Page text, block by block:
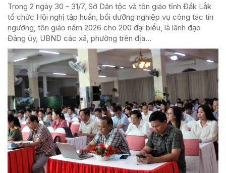
Trong 2 ngày 30 - 31/7, Sở Dân tộc và tôn giáo tỉnh Đắk Lắk
tổ chức Hội nghị tập huấn, bồi dưỡng nghiệp vụ công tác tín
ngưỡng, tôn giáo năm 2026 cho 200 đại biểu, là lãnh đạo
Đảng ủy, UBND các xã, phường trên địa...